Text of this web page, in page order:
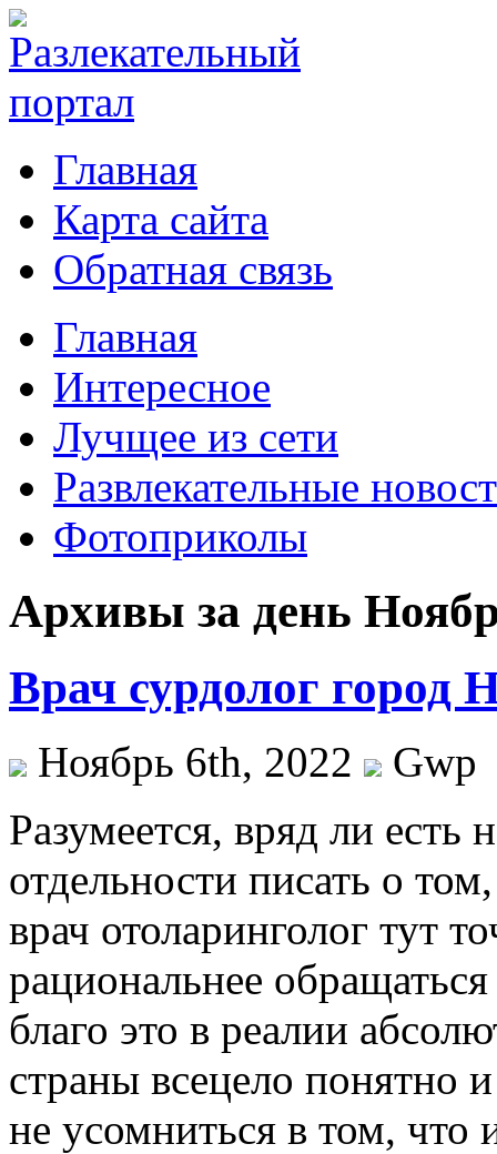
Главная
Карта сайта
Обратная связь
Главная
Интересное
Лучщее из сети
Развлекательные
Фотоприколы
Архивы за день
Врач сурдолог город
Ноябрь 6th, 2022
Gwp
Рaзумeeтся, вряд ли eсть
отдельности писать о
врач отоларинголог тут
рациональнее
благо это в реалии
страны всецело понятно
не усомниться в том,